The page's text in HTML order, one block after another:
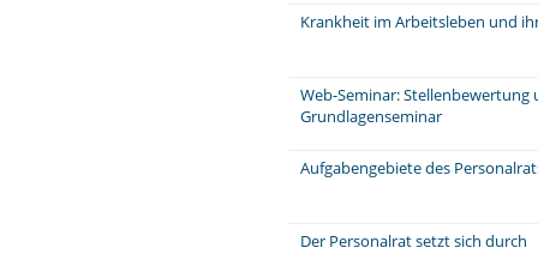
Krankheit im Arbeitsleben und
Web-Seminar: Stellenbewertung
Grundlagenseminar
Aufgabengebiete des
Der Personalrat setzt sich durch